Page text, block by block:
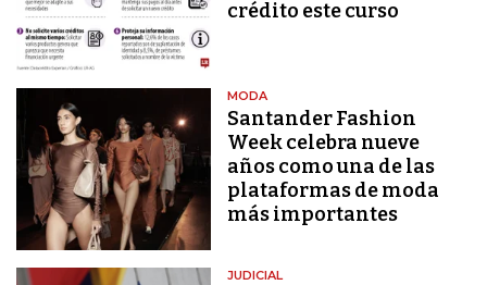
crédito este curso
MODA
Santander Fashion
Week celebra nueve
años como una de las
plataformas de moda
más importantes
JUDICIAL